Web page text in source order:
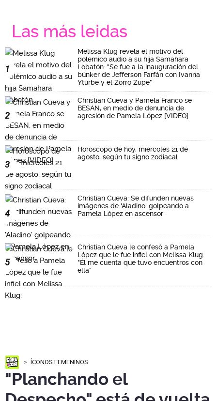
Las más leidas
1
Melissa Klug revela el motivo del
polémico audio a su hija Samahara
Lobatón: "Se fue a la inauguración del
búnker de Jefferson Farfán con Ivanna
Yturbe y el Zorro Zupe"
2
Christian Cueva y Pamela Franco se
BESAN, en medio de denuncia de
agresión de Pamela López [VIDEO]
3
Horóscopo de hoy, miércoles 21 de
agosto, según tu signo zodiacal
4
Christian Cueva: Se difunden nuevas
imágenes de 'Aladino' golpeando a
Pamela López en ascensor
5
Christian Cueva le confesó a Pamela
López que le fue infiel con Melissa Klug:
"Él me cuenta que tuvo encuentros con
ella"
ÍCONOS FEMENINOS
"Planchando el